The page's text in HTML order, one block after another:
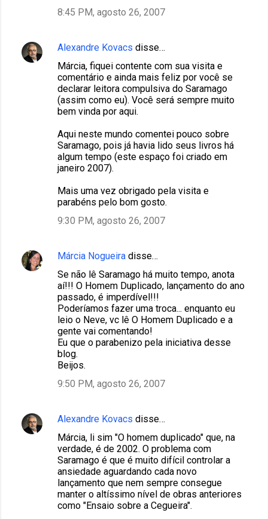
8:45 PM, agosto 26, 2007
Alexandre Kovacs disse…
Márcia, fiquei contente com sua visita e
comentário e ainda mais feliz por você se
declarar leitora compulsiva do Saramago
(assim como eu). Você será sempre muito
bem vinda por aqui.
Aqui neste mundo comentei pouco sobre
Saramago, pois já havia lido seus livros há
algum tempo (este espaço foi criado em
janeiro 2007).
Mais uma vez obrigado pela visita e
parabéns pelo bom gosto.
9:30 PM, agosto 26, 2007
Márcia Nogueira disse…
Se não lê Saramago há muito tempo, anota
aí!!! O Homem Duplicado, lançamento do ano
passado, é imperdível!!!
Poderíamos fazer uma troca... enquanto eu
leio o Neve, vc lê O Homem Duplicado e a
gente vai comentando!
Eu que o parabenizo pela iniciativa desse
blog.
Beijos.
9:50 PM, agosto 26, 2007
Alexandre Kovacs disse…
Márcia, li sim "O homem duplicado" que, na
verdade, é de 2002. O problema com
Saramago é que é muito difícil controlar a
ansiedade aguardando cada novo
lançamento que nem sempre consegue
manter o altíssimo nível de obras anteriores
como "Ensaio sobre a Cegueira".